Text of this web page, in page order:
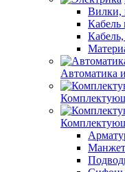
Вилки,
Автоматика